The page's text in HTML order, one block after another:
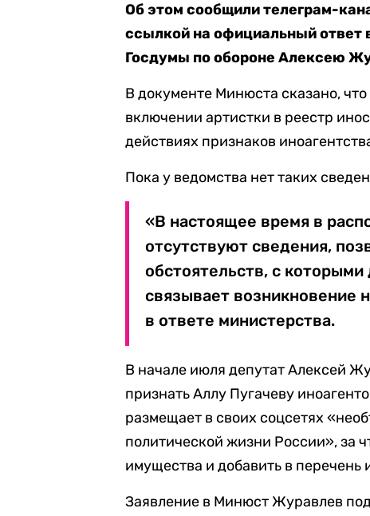
Об этом сообщили телеграм-
ссылкой на официальный ответ
Госдумы по обороне Алексею
В документе Минюста сказано,
включении артистки в реестр
действиях признаков
Пока у ведомства нет таких
«В настоящее время в
отсутствуют сведения,
обстоятельств, с
связывает возникновение
в ответе министерства.
В начале июля депутат Алексей
признать Аллу Пугачеву
размещает в своих соцсетях
политической жизни России», за
имущества и добавить в перечень
Заявление в Минюст Журавлев